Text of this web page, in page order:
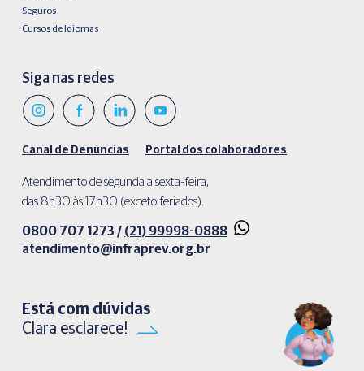
Seguros
Cursos de Idiomas
Siga nas redes
Canal de Denúncias Portal dos colaboradores
Atendimento de segunda a sexta-feira,
das 8h30 às 17h30 (exceto feriados).
0800 707 1273 / (21) 99998-0888
atendimento@infraprev.org.br​
Está com dúvidas
Clara esclarece!